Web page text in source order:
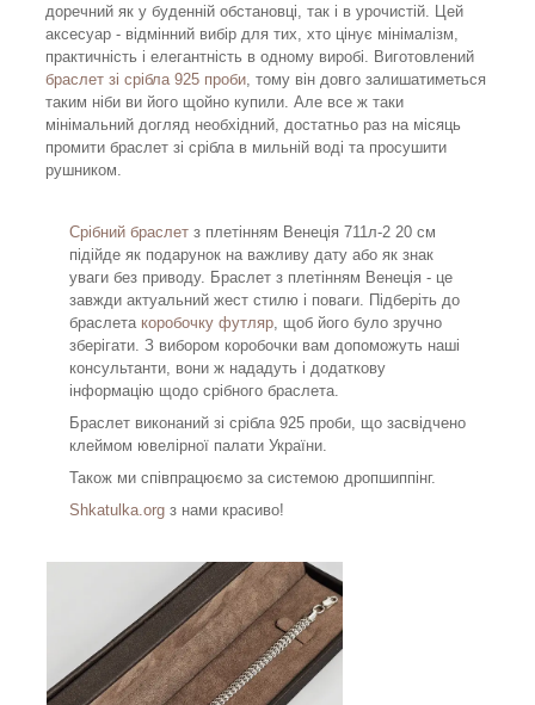
доречний як у буденній обстановці, так і в урочистій. Цей
аксесуар - відмінний вибір для тих, хто цінує мінімалізм,
практичність і елегантність в одному виробі. Виготовлений
браслет зі срібла 925 проби, тому він довго залишатиметься
таким ніби ви його щойно купили. Але все ж таки
мінімальний догляд необхідний, достатньо раз на місяць
промити браслет зі срібла в мильній воді та просушити
рушником.
Срібний браслет з плетінням Венеція 711л-2 20 см
підійде як подарунок на важливу дату або як знак
уваги без приводу. Браслет з плетінням Венеція - це
завжди актуальний жест стилю і поваги. Підберіть до
браслета коробочку футляр, щоб його було зручно
зберігати. З вибором коробочки вам допоможуть наші
консультанти, вони ж нададуть і додаткову
інформацію щодо срібного браслета.
Браслет виконаний зі срібла 925 проби, що засвідчено
клеймом ювелірної палати України.
Також ми співпрацюємо за системою дропшиппінг.
Shkatulka.org з нами красиво!